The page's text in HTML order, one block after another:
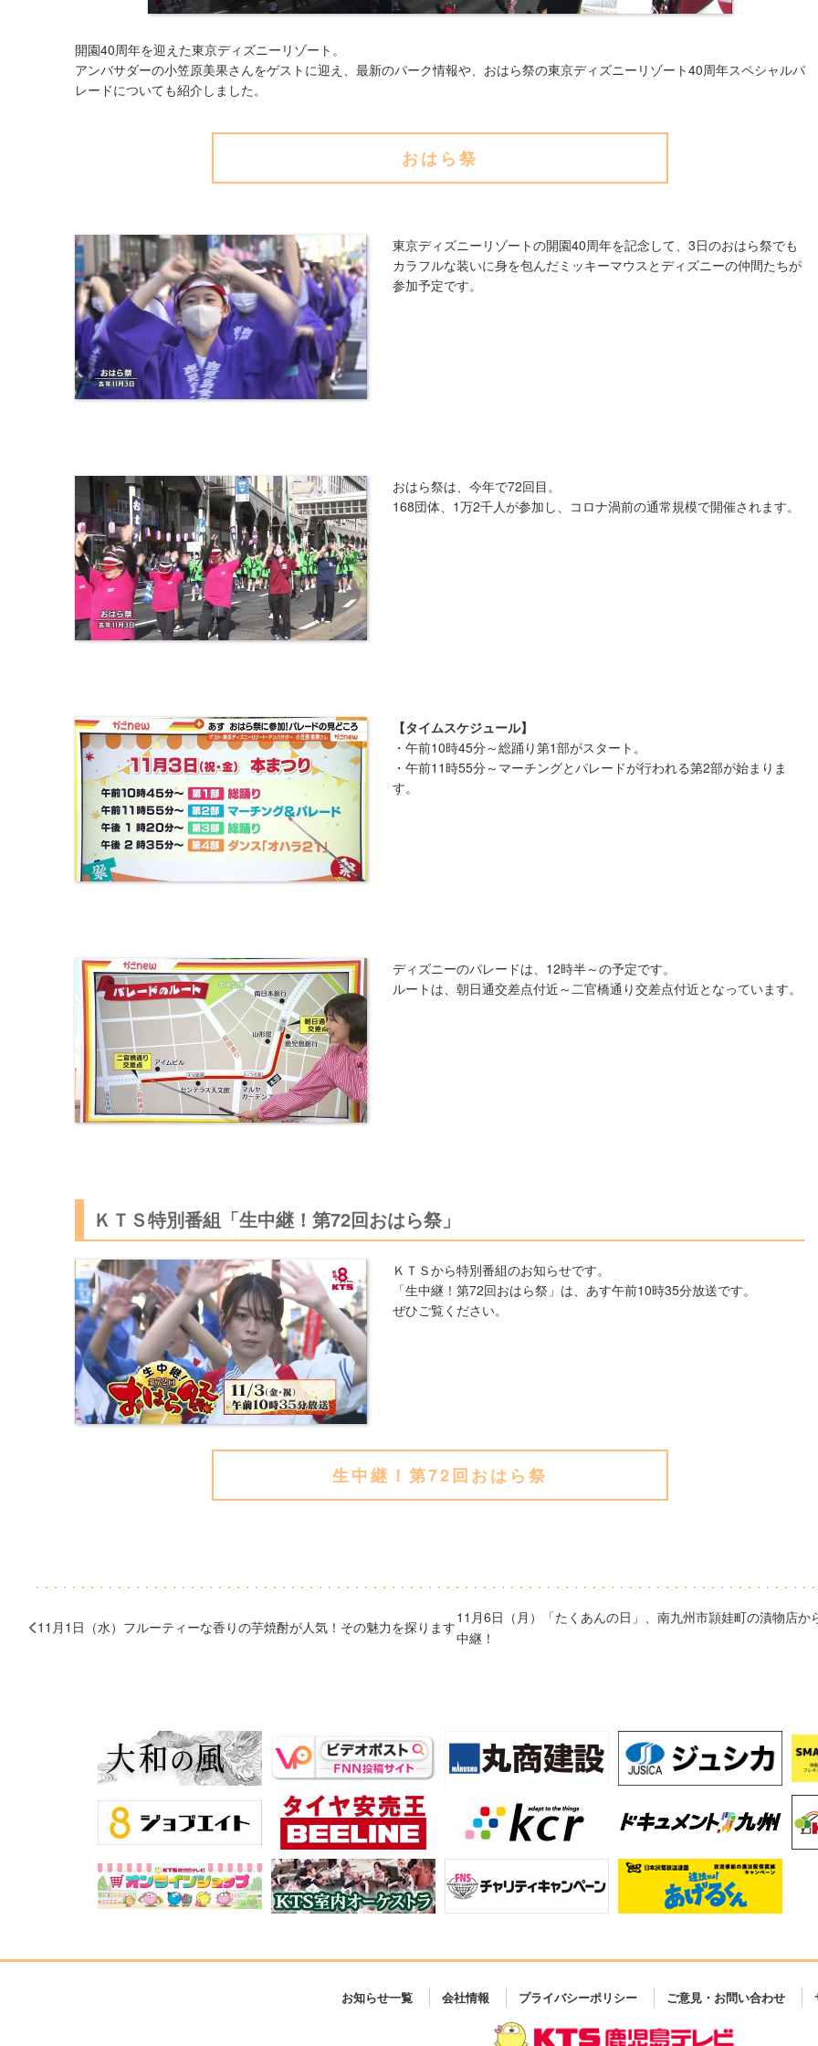
開園40周年を迎えた東京ディズニーリゾート。
アンバサダーの小笠原美果さんをゲストに迎え、最新のパーク情報や、おはら祭の東京ディズニーリゾート40周年スペシャルパ
レードについても紹介しました。
おはら祭
東京ディズニーリゾートの開園40周年を記念して、3日のおはら祭でも
カラフルな装いに身を包んだミッキーマウスとディズニーの仲間たちが
参加予定です。
おはら祭は、今年で72回目。
168団体、1万2千人が参加し、コロナ渦前の通常規模で開催されます。
【タイムスケジュール】
・午前10時45分～総踊り第1部がスタート。
・午前11時55分～マーチングとパレードが行われる第2部が始まりま
す。
ディズニーのパレードは、12時半～の予定です。
ルートは、朝日通交差点付近～二官橋通り交差点付近となっています。
​ＫＴＳ特別番組「生中継！第72回おはら祭」
ＫＴＳから特別番組のお知らせです。
「生中継！第72回おはら祭」は、あす午前10時35分放送です。
ぜひご覧ください。
生中継！第72回おはら祭
11月1日（水）フルーティーな香りの芋焼酎が人気！その魅力を探ります
11月6日（月）「たくあんの日」、南九州市頴娃町の漬物店か
中継！
お知らせ一覧 会社情報 プライバシーポリシー ご意見・お問い合わせ